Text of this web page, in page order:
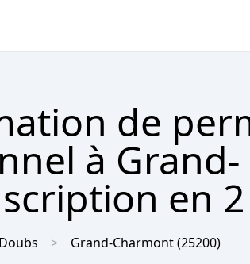
de
à Grand-
en
Doubs Grand-Charmont(25200)